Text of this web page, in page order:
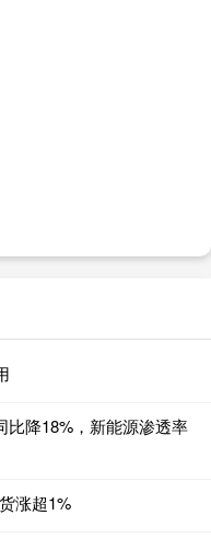
比降18%，新能源渗透率
涨超1%